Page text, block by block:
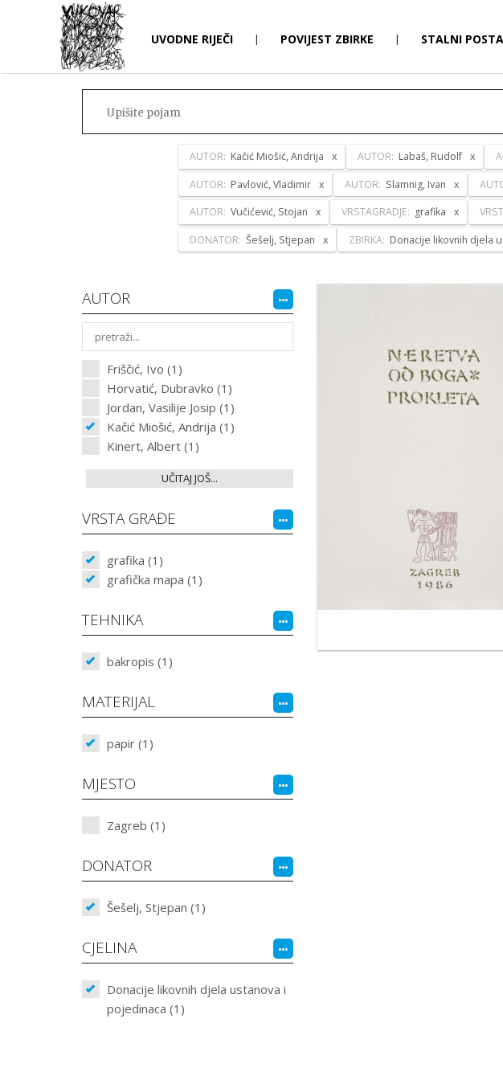
UVODNE RIJEČI | POVIJEST ZBIRKE | STALNI
AUTOR: Kačić Miošić, Andrija AUTOR: Labaš, Rudolf
AUTOR: Pavlović, Vladimir AUTOR: Slamnig, Ivan
AUTOR: Vučićević, Stojan VRSTAGRADJE: grafika
DONATOR: Šešelj, Stjepan ZBIRKA: Donacije likovnih djela
AUTOR
Friščić, Ivo (1)
Horvatić, Dubravko (1)
Jordan, Vasilije Josip (1)
Kačić Miošić, Andrija (1)
Kinert, Albert (1)
UČITAJ JOŠ...
VRSTA GRAĐE
grafika (1)
grafička mapa (1)
TEHNIKA
bakropis (1)
MATERIJAL
papir (1)
MJESTO
Zagreb (1)
DONATOR
Šešelj, Stjepan (1)
CJELINA
Donacije likovnih djela ustanova i
pojedinaca (1)